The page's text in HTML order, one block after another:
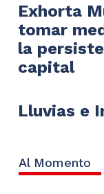
Exhorta
tomar
la
capital
Lluvias e
Al Momento